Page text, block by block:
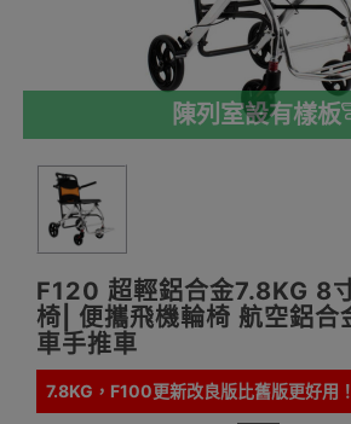
陳列室設有樣板
F120 超輕鋁合金7.8KG 8
椅| 便攜飛機輪椅 航空鋁合
車手推車
7.8KG，F100更新改良版比舊版更好用！